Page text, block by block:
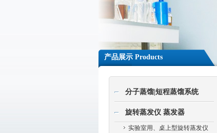
产品展示 Products
分子蒸馏|短程蒸馏系统
旋转蒸发仪 蒸发器
实验室用、桌上型旋转蒸发仪